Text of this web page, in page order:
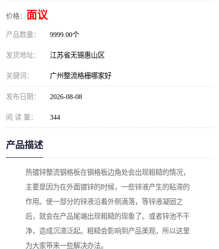
价格： 面议
产品数量： 9999.00个
发货地址： 江苏省无锡惠山区
关键词： 广州整流格栅哪家好
发布日期： 2026-08-08
阅 读 量： 344
产品描述
热镀锌整流钢格板在钢格板边角处会出现粗糙的情况，
主要是因为在外面镀锌的时候，一些锌液产生的粘滞的
作用。使一部分的锌液沿着外侧滴落，等锌液凝固之
后，就会在产品尾端出现粗糙的现象了。或者锌池不干
净，造成沉渣泛起。粗糙会影响到产品美观，所以这里
为大家带来一些解决办法。